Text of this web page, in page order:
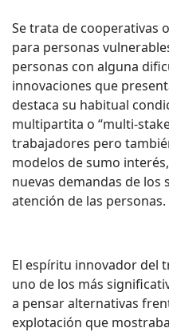
Se trata de cooperativas
para personas
personas con alguna
innovaciones que
destaca su habitual
multipartita o “multi-
trabajadores pero
modelos de sumo
nuevas demandas de los
atención de las personas.
El espíritu innovador del
uno de los más
a pensar alternativas
explotación que